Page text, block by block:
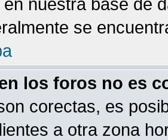
nuestra base de
se
los foros no es
corectas, es
a otra zona